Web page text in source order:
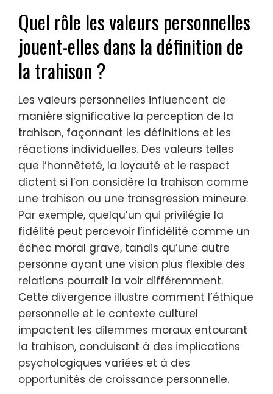
Quel rôle les valeurs personnelles
jouent-elles dans la définition de
la trahison ?
Les valeurs personnelles influencent de
manière significative la perception de la
trahison, façonnant les définitions et les
réactions individuelles. Des valeurs telles
que l’honnêteté, la loyauté et le respect
dictent si l’on considère la trahison comme
une trahison ou une transgression mineure.
Par exemple, quelqu’un qui privilégie la
fidélité peut percevoir l’infidélité comme un
échec moral grave, tandis qu’une autre
personne ayant une vision plus flexible des
relations pourrait la voir différemment.
Cette divergence illustre comment l’éthique
personnelle et le contexte culturel
impactent les dilemmes moraux entourant
la trahison, conduisant à des implications
psychologiques variées et à des
opportunités de croissance personnelle.